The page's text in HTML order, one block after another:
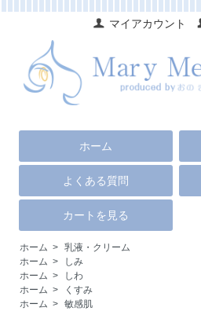
マイアカウント
ホーム
よくある質問
カートを見る
ホーム > 乳液・クリーム
ホーム >
しみ
ホーム >
しわ
ホーム >
くすみ
ホーム > 敏感肌